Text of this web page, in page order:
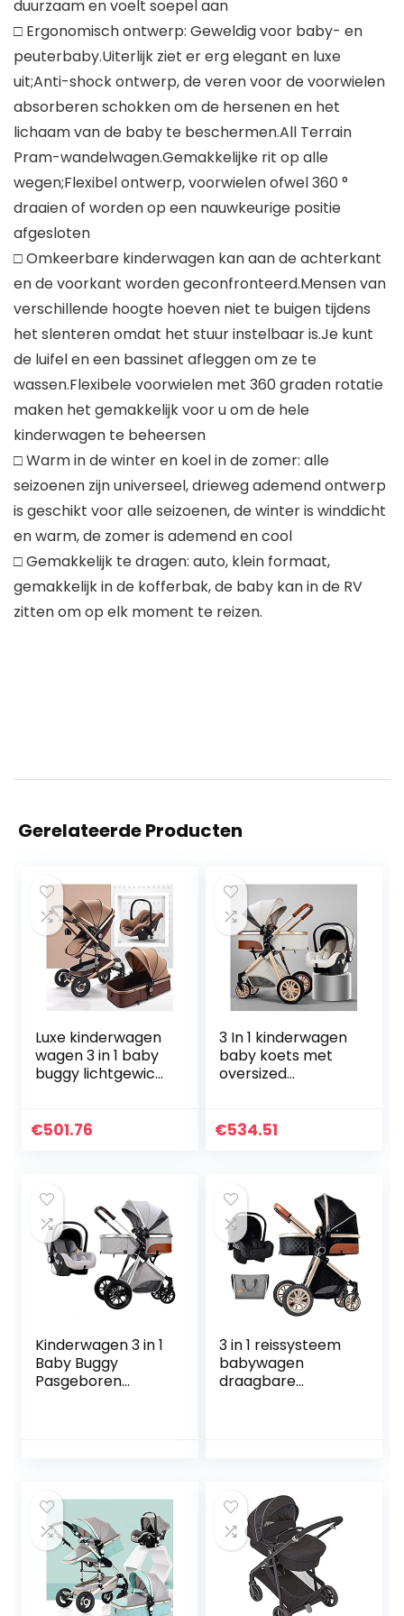
duurzaam en voelt soepel aan
□ Ergonomisch ontwerp: Geweldig voor baby- en
peuterbaby.Uiterlijk ziet er erg elegant en luxe
uit;Anti-shock ontwerp, de veren voor de voorwielen
absorberen schokken om de hersenen en het
lichaam van de baby te beschermen.All Terrain
Pram-wandelwagen.Gemakkelijke rit op alle
wegen;Flexibel ontwerp, voorwielen ofwel 360 °
draaien of worden op een nauwkeurige positie
afgesloten
□ Omkeerbare kinderwagen kan aan de achterkant
en de voorkant worden geconfronteerd.Mensen van
verschillende hoogte hoeven niet te buigen tijdens
het slenteren omdat het stuur instelbaar is.Je kunt
de luifel en een bassinet afleggen om ze te
wassen.Flexibele voorwielen met 360 graden rotatie
maken het gemakkelijk voor u om de hele
kinderwagen te beheersen
□ Warm in de winter en koel in de zomer: alle
seizoenen zijn universeel, drieweg ademend ontwerp
is geschikt voor alle seizoenen, de winter is winddicht
en warm, de zomer is ademend en cool
□ Gemakkelijk te dragen: auto, klein formaat,
gemakkelijk in de kofferbak, de baby kan in de RV
zitten om op elk moment te reizen.
Gerelateerde Producten
Luxe kinderwagen
wagen 3 in 1 baby
buggy lichtgewicht
kinderwagen voor
€501.76
3 In 1 kinderwagen
baby koets met
oversized
hand, opvouwbare
€534.51
Kinderwagen 3 in 1
Baby Buggy
Pasgeboren
3 in 1 reissysteem
babywagen
draagbare